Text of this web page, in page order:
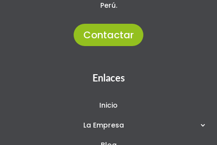
Perú.
Contactar
Enlaces
Inicio
La Empresa